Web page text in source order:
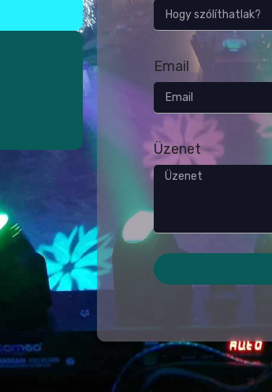
Email
Üzenet